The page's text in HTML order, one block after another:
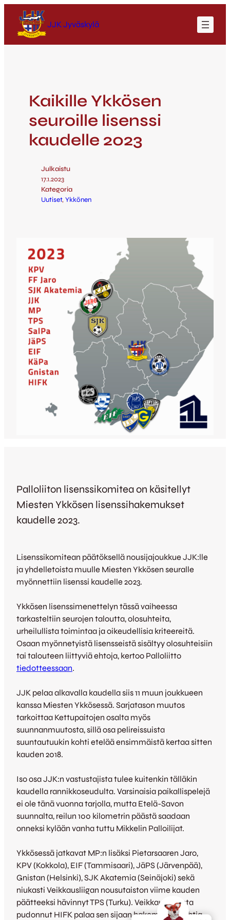
JJK Jyväskylä
Kaikille Ykkösen
seuroille lisenssi
kaudelle 2023
Julkaistu
17.1.2023
Kategoria
Uutiset, Ykkönen
Palloliiton lisenssikomitea on käsitellyt
Miesten Ykkösen lisenssihakemukset
kaudelle 2023.
Lisenssikomitean päätöksellä nousijajoukkue JJK:lle
ja yhdelletoista muulle Miesten Ykkösen seuralle
myönnettiin lisenssi kaudelle 2023.
Ykkösen lisenssimenettelyn tässä vaiheessa
tarkasteltiin seurojen taloutta, olosuhteita,
urheilullista toimintaa ja oikeudellisia kriteereitä.
Osaan myönnetyistä lisensseistä sisältyy olosuhteisiin
tai talouteen liittyviä ehtoja, kertoo Palloliitto
tiedotteessaan.
JJK pelaa alkavalla kaudella siis 11 muun joukkueen
kanssa Miesten Ykkösessä. Sarjatason muutos
tarkoittaa Kettupaitojen osalta myös
suunnanmuutosta, sillä osa pelireissuista
suuntautuukin kohti etelää ensimmäistä kertaa sitten
kauden 2018.
Iso osa JJK:n vastustajista tulee kuitenkin tälläkin
kaudella rannikkoseudulta. Varsinaisia paikallispelejä
ei ole tänä vuonna tarjolla, mutta Etelä-Savon
suunnalta, reilun 100 kilometrin päästä saadaan
onneksi kylään vanha tuttu Mikkelin Palloilijat.
Ykkösessä jatkavat MP:n lisäksi Pietarsaaren Jaro,
KPV (Kokkola), EIF (Tammisaari), JäPS (Järvenpää),
Gnistan (Helsinki), SJK Akatemia (Seinäjoki) sekä
niukasti Veikkausliigan nousutaiston viime kauden
päätteeksi hävinnyt TPS (Turku). Veikkausliigasta
pudonnut HIFK palaa sen sijaan hakemaan vauhtia